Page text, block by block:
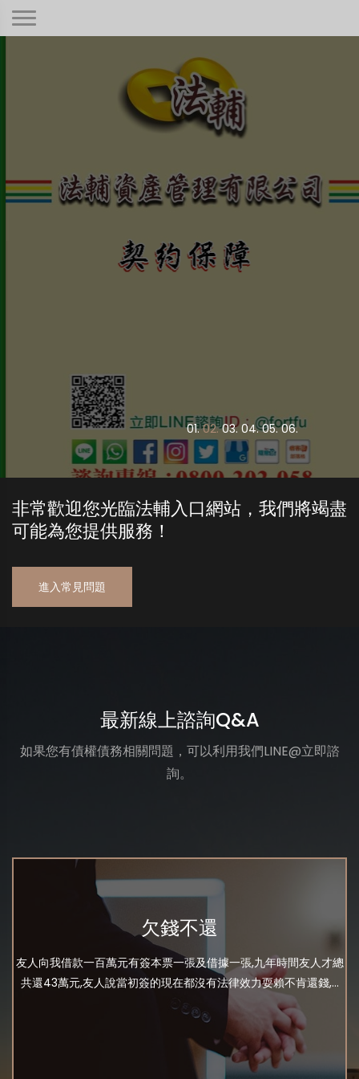
本公司秉持著合情合理合法、正規經
營、健全制度，只要是合法有憑據的債
01. 02. 03. 04. 05. 06.
非常歡迎您光臨法輔入口網站，我們將竭盡
可能為您提供服務！
進入常見問題
最新線上諮詢Q&A
如果您有債權債務相關問題，可以利用我們LINE@立即諮
詢。
欠錢不還
友人向我借款一百萬元有簽本票一張及借據一張,九年時間友人才總
共還43萬元,友人說當初簽的現在都沒有法律效力耍賴不肯還錢,...